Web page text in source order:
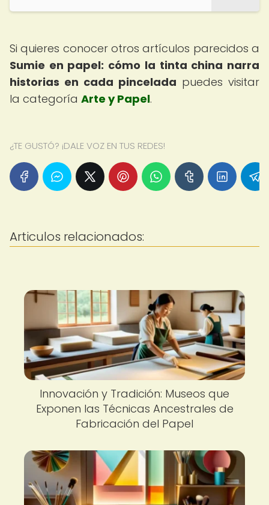
Si quieres conocer otros artículos parecidos a
Sumie en papel: cómo la tinta china narra
historias en cada pincelada puedes visitar
la categoría Arte y Papel.
¿TE GUSTÓ? ¡DALE VOZ EN TUS REDES!
Articulos relacionados:
Innovación y Tradición: Museos que
Exponen las Técnicas Ancestrales de
Fabricación del Papel